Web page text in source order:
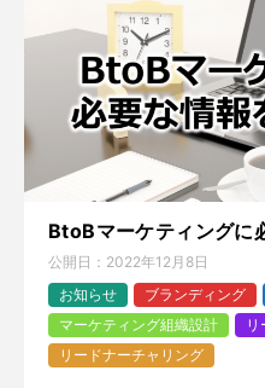
BtoBマーケティングに
公開日： 2022年12月8日
お知らせ
ブランディング
マーケティング組織設計
リードナーチャリング